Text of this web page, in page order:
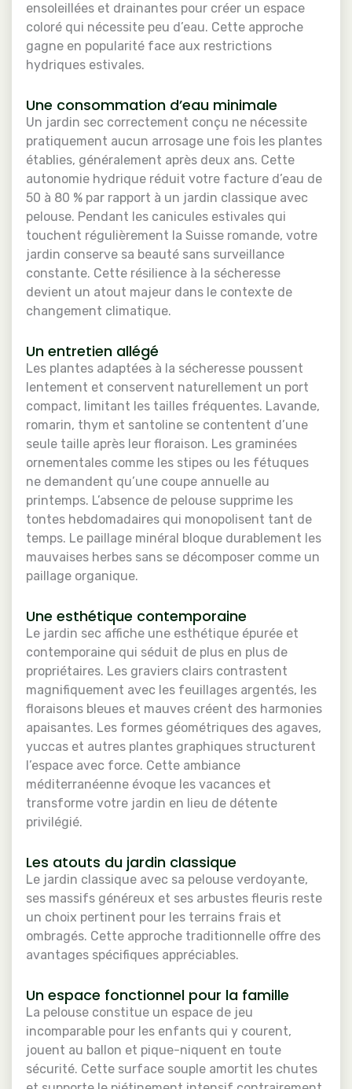
ensoleillées et drainantes pour créer un espace
coloré qui nécessite peu d’eau. Cette approche
gagne en popularité face aux restrictions
hydriques estivales.
Une consommation d’eau minimale
Un jardin sec correctement conçu ne nécessite
pratiquement aucun arrosage une fois les plantes
établies, généralement après deux ans. Cette
autonomie hydrique réduit votre facture d’eau de
50 à 80 % par rapport à un jardin classique avec
pelouse. Pendant les canicules estivales qui
touchent régulièrement la Suisse romande, votre
jardin conserve sa beauté sans surveillance
constante. Cette résilience à la sécheresse
devient un atout majeur dans le contexte de
changement climatique.
Un entretien allégé
Les plantes adaptées à la sécheresse poussent
lentement et conservent naturellement un port
compact, limitant les tailles fréquentes. Lavande,
romarin, thym et santoline se contentent d’une
seule taille après leur floraison. Les graminées
ornementales comme les stipes ou les fétuques
ne demandent qu’une coupe annuelle au
printemps. L’absence de pelouse supprime les
tontes hebdomadaires qui monopolisent tant de
temps. Le paillage minéral bloque durablement les
mauvaises herbes sans se décomposer comme un
paillage organique.
Une esthétique contemporaine
Le jardin sec affiche une esthétique épurée et
contemporaine qui séduit de plus en plus de
propriétaires. Les graviers clairs contrastent
magnifiquement avec les feuillages argentés, les
floraisons bleues et mauves créent des harmonies
apaisantes. Les formes géométriques des agaves,
yuccas et autres plantes graphiques structurent
l’espace avec force. Cette ambiance
méditerranéenne évoque les vacances et
transforme votre jardin en lieu de détente
privilégié.
Les atouts du jardin classique
Le jardin classique avec sa pelouse verdoyante,
ses massifs généreux et ses arbustes fleuris reste
un choix pertinent pour les terrains frais et
ombragés. Cette approche traditionnelle offre des
avantages spécifiques appréciables.
Un espace fonctionnel pour la famille
La pelouse constitue un espace de jeu
incomparable pour les enfants qui y courent,
jouent au ballon et pique-niquent en toute
sécurité. Cette surface souple amortit les chutes